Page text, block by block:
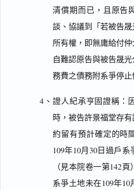
清償期而已，且原告
談、協議到「若被告
所有權，即無庸給付
自難認原告與被告晟
務費之債務附系爭停止
4、證人紀承亨固證稱：
時，被告許景福堂存
約留有預計確定的時
109年10月30日過戶
（見本院卷一第142
系爭土地未在109年